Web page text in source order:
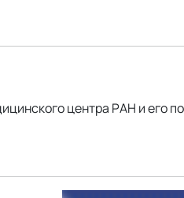
центра РАН и его